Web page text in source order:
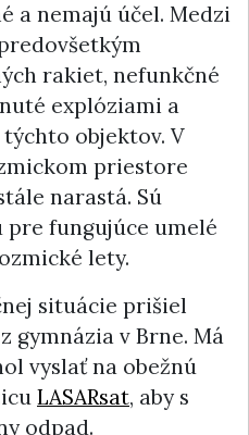
a nemajú účel. Medzi
rakiet, nefunkčné
explóziami a
objektov. V
priestore
narastá. Sú
fungujúce umelé
lety.
situácie prišiel
gymnázia v Brne. Má
vyslať na obežnú
LASARsat, aby s
odpad.